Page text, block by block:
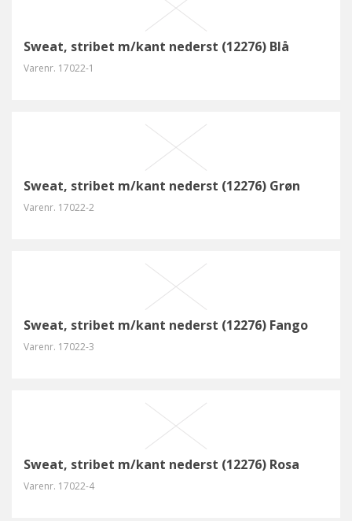
Sweat, stribet m/kant nederst (12276) Blå
Varenr. 17022-1
Sweat, stribet m/kant nederst (12276) Grøn
Varenr. 17022-2
Sweat, stribet m/kant nederst (12276) Fango
Varenr. 17022-3
Sweat, stribet m/kant nederst (12276) Rosa
Varenr. 17022-4